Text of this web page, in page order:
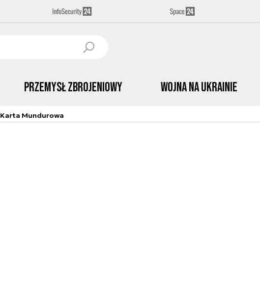
Przemysł Zbrojeniowy Wojna na Ukrainie
Karta Mundurowa